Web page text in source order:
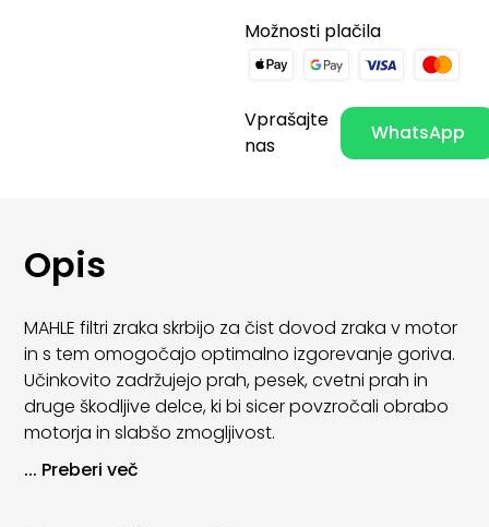
Možnosti plačila
Vprašajte
nas
WhatsApp
Opis
MAHLE filtri zraka skrbijo za čist dovod zraka v motor
in s tem omogočajo optimalno izgorevanje goriva.
Učinkovito zadržujejo prah, pesek, cvetni prah in
druge škodljive delce, ki bi sicer povzročali obrabo
motorja in slabšo zmogljivost.
Z uporabo MAHLE zračnih filtrov se izboljša odziv
... Preberi več